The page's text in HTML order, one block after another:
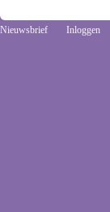
Nieuwsbrief Inloggen